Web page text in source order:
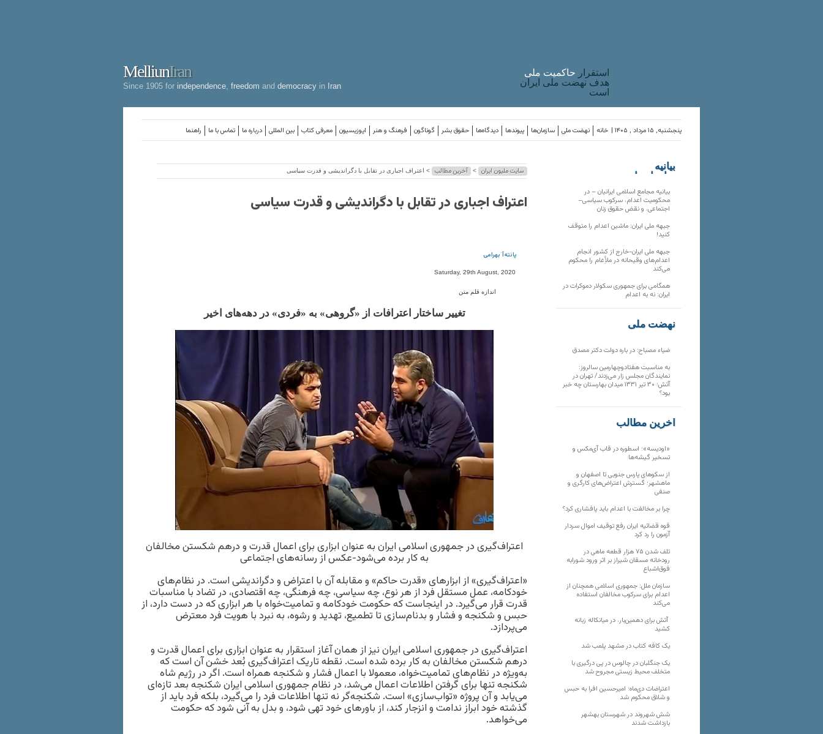
MelliunIran
Since 1905 for independence freedom and democracy in Iran
استقرار حاکميت ملی
هدف نهضت ملی ایران
است
راهنما تماس با ما درباره ما بین المللی معرفی کتاب اپوزیسیون فرهنگ و هنر گوناگون حقوق بشر دیدگاه‌ها پیوندها سازمان‌ها نهضت ملی خانه پنجشنبه, ۱۵ مرداد , ۱۴۰۵ |
سایت ملیون ایران > آخرین مطالب > اعتراف اجباری در تقابل با دگراندیشی و قدرت سیاسی
اعتراف اجباری در تقابل با دگراندیشی و قدرت سیاسی
پانته‌آ بهرامی
Saturday, 29th August, 2020
اندازه قلم متن
تغییر ساختار اعترافات از «گروهی» به «فردی» در دهه‌های اخیر
اعتراف‌گیری در جمهوری اسلامی ایران به عنوان ابزاری برای اعمال قدرت و درهم شکستن مخالفان
به کار برده می‌شود-عکس از رسانه‌های اجتماعی
«اعتراف‌گیری» از ابزارهای «قدرت‌ حاکم» و مقابله آن با اعتراض و دگراندیشی است. در نظام‌های
خودکامه، عمل مستقل فرد از هر نوع، چه سیاسی، چه فرهنگی، چه اقتصادی، در تضاد با مناسبات
قدرت قرار می‌گیرد. در اینجاست که حکومت خودکامه و تمامیت‌خواه با هر ابزاری که در دست دارد، از
حبس و شکنجه و فشار و بدنام‌سازی تا تطمیع، تهدید و رشوه، به نبرد با هویت فرد معترض
می‌پردازد.
اعتراف‌گیری در جمهوری اسلامی ایران نیز از همان آغاز استقرار به عنوان ابزاری برای اعمال قدرت و
درهم شکستن مخالفان به کار برده شده است. نقطه تاریک اعتراف‌گیری بُعد خشن آن است که
به‌ویژه در نظام‌های تمامیت‌خواه، معمولا با اعمال فشار و شکنجه همراه است. اگر در رژیم شاه
شکنجه تنها برای گرفتن اطلاعات اعمال می‌شد، در نظام جمهوری اسلامی ایران شکنجه بعد تازه‌ای
می‌یابد و آن پروژه «تواب‌سازی» است. شکنجه‌گر نه تنها اطلاعات فرد را می‌گیرد، بلکه فرد باید از
گذشته خود ابراز ندامت و انزجار کند، از باورهای خود تهی شود، و بدل به آنی شود که حکومت
می‌خواهد.
بیانیه
سازمان‌های
بیانیه مجامع اسلامی ایرانیان – در
محکومیت اعدام، سرکوب سیاسی–
اجتماعی، و نقض حقوق زنان
جبهه ملی ایران: ماشین اعدام را متوقف
کنید!
جبهه ملی ایران-خارج از کشور انجام
اعدام‌های وقیحانه در ملأِعام را محکوم
می‌کند
همگامی برای جمهوری سکولار دموکرات در
ایران: نه به اعدام
نهضت ملی
ضیاء مصباح: در باره دولت دکتر مصدق
به مناسبت هفتادوچهارمین سالروز:
نمایندگان مجلس زار می‌زدند/ تهران در
آتش؛ ۳۰ تیر ۱۳۳۱ میدان بهارستان چه خبر
بود؟
آخرین مطالب
«اودیسه»؛ اسطوره در قاب آی‌مکس و
تسخیر گیشه‌ها
از سکوهای پارس جنوبی تا اصفهان و
ماهشهر؛ گسترش اعتراض‌های کارگری و
صنفی
چرا بر مخالفت با اعدام باید پافشاری کرد؟
قوه قضائیه ایران رفع توقیف اموال سردار
آزمون را رد کرد
تلف شدن ۷۵ هزار قطعه ماهی در
رودخانه مسقان شیراز بر اثر ورود شورابه
فوق‌اشباع
سازمان ملل: جمهوری اسلامی همچنان از
اعدام برای سرکوب مخالفان استفاده
می‌کند
آتش برای دهمین‌بار، در میانکاله زبانه
کشید
یک کافه کتاب در مشهد پلمب شد
یک جنگلبان در چالوس در پی درگیری با
متخلف محیط زیستی مجروح شد
اعتراضات دی‌ماه؛ امیرحسین افرا به حبس
و شلاق محکوم شد
شش شهروند در شهرستان بهشهر
بازداشت شدند